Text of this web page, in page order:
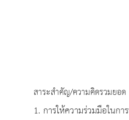
สาระสำคัญ/ความคิดรวมยอด
1. การให้ความร่วมมือในก